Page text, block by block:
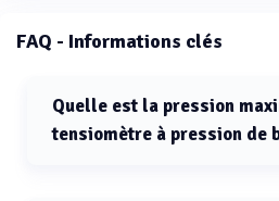
FAQ - Informations clés
Quelle est la pression
tensiomètre à pression de